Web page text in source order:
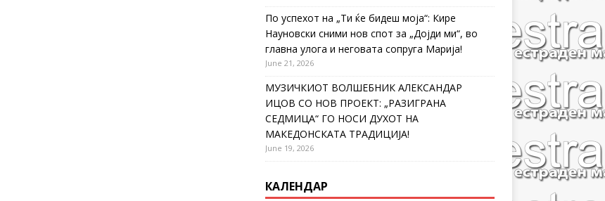
По успехот на „Ти ќе бидеш моја“: Кире
Науновски сними нов спот за „Дојди ми“, во
главна улога и неговата сопруга Марија!
June 21, 2026
МУЗИЧКИОТ ВОЛШЕБНИК АЛЕКСАНДАР
ИЦОВ СО НОВ ПРОЕКТ: „РАЗИГРАНА
СЕДМИЦА“ ГО НОСИ ДУХОТ НА
МАКЕДОНСКАТА ТРАДИЦИЈА!
June 19, 2026
КАЛЕНДАР